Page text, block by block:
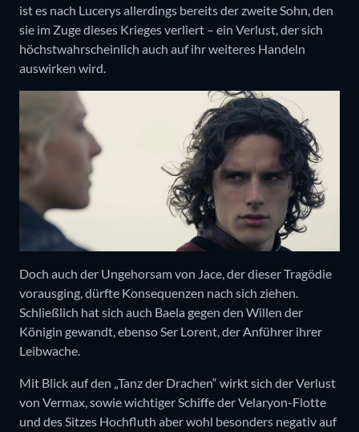
ist es nach Lucerys allerdings bereits der zweite Sohn, den
sie im Zuge dieses Krieges verliert – ein Verlust, der sich
höchstwahrscheinlich auch auf ihr weiteres Handeln
auswirken wird.
Doch auch der Ungehorsam von Jace, der dieser Tragödie
vorausging, dürfte Konsequenzen nach sich ziehen.
Schließlich hat sich auch Baela gegen den Willen der
Königin gewandt, ebenso Ser Lorent, der Anführer ihrer
Leibwache.
Mit Blick auf den „Tanz der Drachen“ wirkt sich der Verlust
von Vermax, sowie wichtiger Schiffe der Velaryon-Flotte
und des Sitzes Hochfluth aber wohl besonders negativ auf